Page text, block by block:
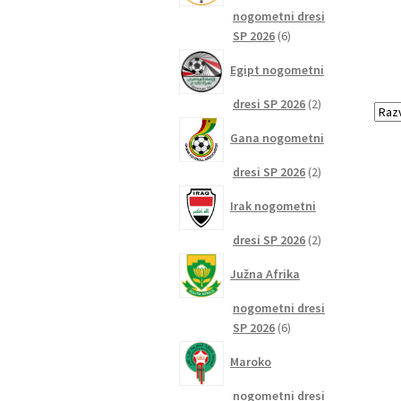
nogometni dresi
SP 2026 66
Egipt nogometni
dresi SP 2026 22
Gana nogometni
dresi SP 2026 22
Irak nogometni
dresi SP 2026 22
Južna Afrika
nogometni dresi
SP 2026 66
Maroko
nogometni dresi